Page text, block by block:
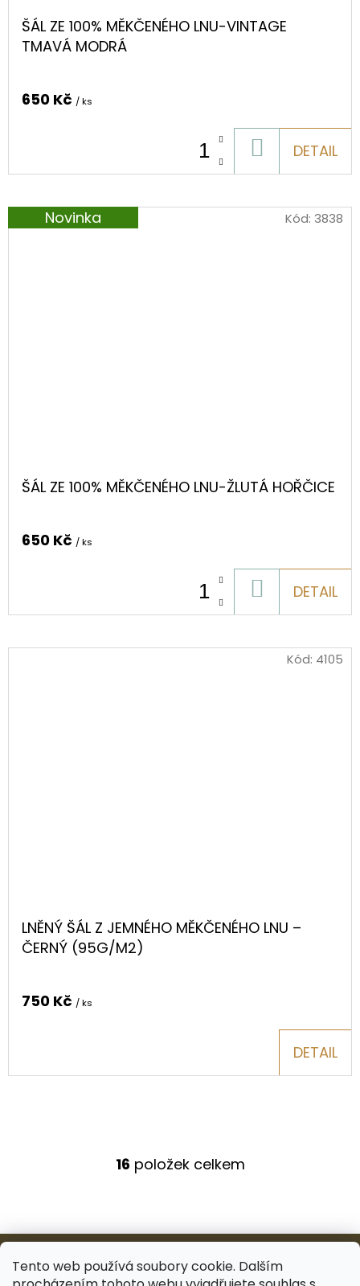
Tento web používá soubory cookie. Dalším
ŠÁL ZE 100% MĚKČENÉHO LNU-VINTAGE
TMAVÁ MODRÁ
650 Kč / ks
KOŠÍKU
DETAIL
Novinka
ŠÁL ZE 100% MĚKČENÉHO LNU-ŽLUTÁ HOŘČICE
650 Kč / ks
KOŠÍKU
DETAIL
Kód: 3838
LNĚNÝ ŠÁL Z JEMNÉHO MĚKČENÉHO LNU –
ČERNÝ (95G/M2)
750 Kč / ks
DETAIL
Kód: 4105
O
Á
D
A
16 položek celkem
Z
Á